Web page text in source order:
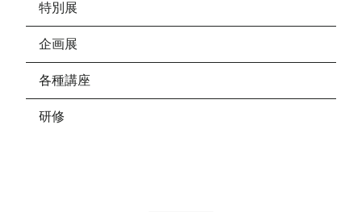
特別展
企画展
各種講座
研修